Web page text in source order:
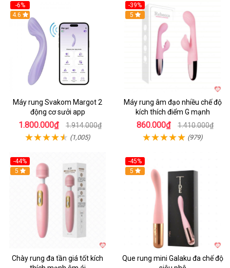
-6%
4.6
Máy rung Svakom Margot 2
động cơ sưởi app
1.800.000₫ 1.914.000₫
(1,005)
-39%
Hot
5
Máy rung âm đạo nhiều chế độ
kích thích điểm G mạnh
860.000₫ 1.410.000₫
(979)
-44%
Hot
5
Chày rung đa tần giá tốt kích
-45%
Hot
5
Que rung mini Galaku đa chế độ